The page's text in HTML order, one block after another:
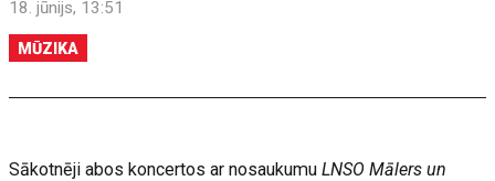
18. jūnijs, 13:51
MŪZIKA
Sākotnēji abos koncertos ar nosaukumuLNSO Mālers un